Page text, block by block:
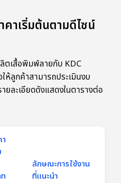
คาเริ่มต้นตามดีไซน์
ตเสื้อพิมพ์ลายกับ KDC
ห้ลูกค้าสามารถประเมินงบ
ยละเอียดดังแสดงในตารางต่อ
ลักษณะการใช้งาน
ที่แนะนำ